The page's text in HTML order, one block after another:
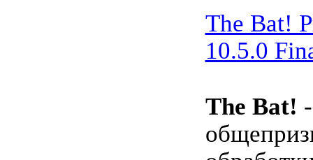
The Bat!
10.5.0
The Bat! -